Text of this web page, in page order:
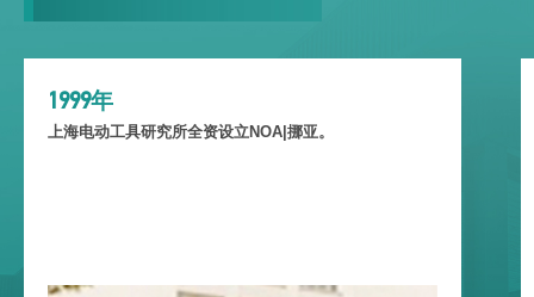
1999年
上海电动工具研究所全资设立NOA|挪亚。